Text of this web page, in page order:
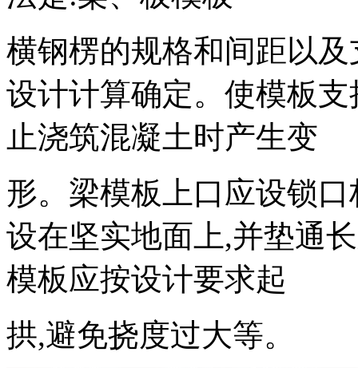
横钢楞的规格和间距以
设计计算确定。使模板
止浇筑混凝土时产生变
形。梁模板上口应设锁
设在坚实地面上,并垫通
模板应按设计要求起
拱,避免挠度过大等。